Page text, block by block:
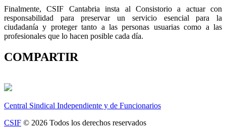
Finalmente, CSIF Cantabria insta al Consistorio a actuar con
responsabilidad para preservar un servicio esencial para la
ciudadanía y proteger tanto a las personas usuarias como a las
profesionales que lo hacen posible cada día.
COMPARTIR
Central Sindical Independiente y de Funcionarios
CSIF © 2026 Todos los derechos reservados